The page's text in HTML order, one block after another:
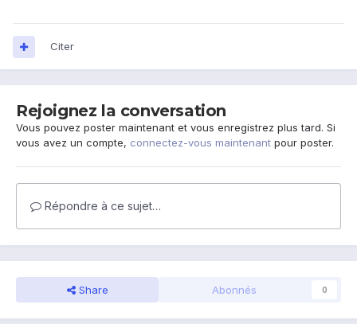
Citer
Rejoignez la conversation
Vous pouvez poster maintenant et vous enregistrez plus tard. Si
vous avez un compte, connectez-vous maintenant pour poster.
Répondre à ce sujet…
Share Abonnés 0